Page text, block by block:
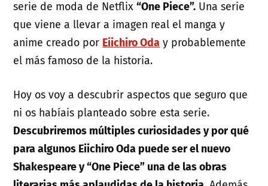
serie de moda de Netflix“One Piece”. Una serie
que viene a llevar a imagen real el manga y
anime creado por Eiichiro Oda y probablemente
el más famoso de la historia.
Hoy os voy a descubrir aspectos que seguro que
ni os habíais planteado sobre esta serie.
Descubriremos múltiples curiosidades y por qué
para algunos Eiichiro Oda puede ser el nuevo
Shakespeare y “One Piece” una de las obras